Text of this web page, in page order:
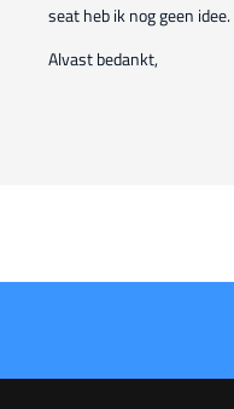
seat heb ik nog geen idee.
Alvast bedankt,